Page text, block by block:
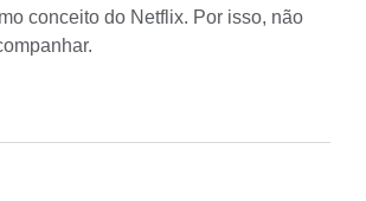
conceito do Netflix. Por isso, não